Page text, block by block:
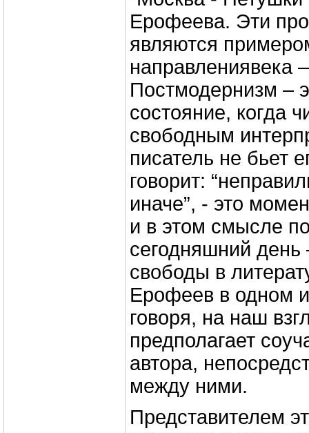
Ерофеева. Эти
являются
направлениявека
Постмодернизм –
состояние, когда
свободным
писатель не бьет
говорит:
иначе”, - это
и в этом смысле
сегодняшний день
свободы в
Ерофеев в одном
говоря, на наш
предполагает
автора,
между ними.
Представителем